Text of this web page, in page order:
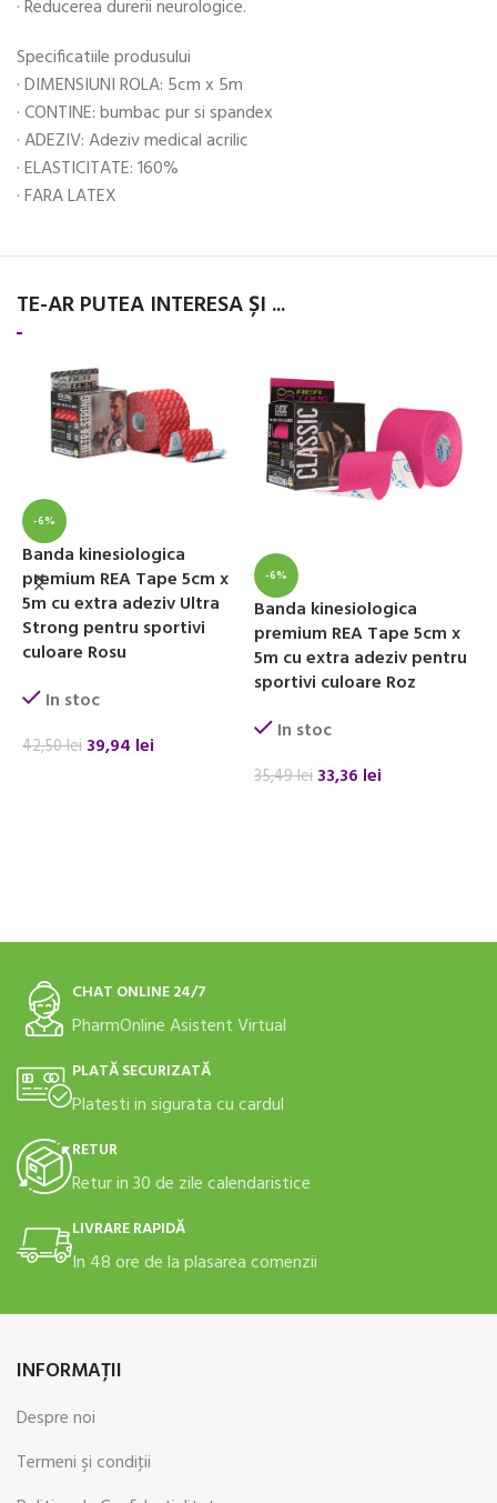
· Reducerea durerii neurologice.
Specificatiile produsului
· DIMENSIUNI ROLA: 5cm x 5m
· CONTINE: bumbac pur si spandex
· ADEZIV: Adeziv medical acrilic
· ELASTICITATE: 160%
· FARA LATEX
TE-AR PUTEA INTERESA ȘI ...
-6%
Banda kinesiologica
premium REA Tape 5cm x
5m cu extra adeziv Ultra
Strong pentru sportivi
culoare Rosu
In stoc
42,50lei 39,94 lei
-6%
Banda kinesiologica
premium REA Tape 5cm x
5m cu extra adeziv pentru
sportivi culoare Roz
In stoc
35,49lei 33,36 lei
CHAT ONLINE 24/7
PharmOnline Asistent Virtual
PLATĂ SECURIZATĂ
Platesti in sigurata cu cardul
RETUR
Retur in 30 de zile calendaristice
LIVRARE RAPIDĂ
In 48 ore de la plasarea comenzii
INFORMAŢII
Despre noi
Termeni şi condiţii